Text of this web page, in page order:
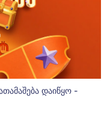
დაიწყო -